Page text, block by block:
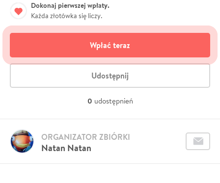
Dokonaj pierwszej wpłaty.
Każda złotówka się liczy.
Wpłać teraz
Udostępnij
0 udostępnień
Natan Natan
ORGANIZATOR ZBIÓRKI